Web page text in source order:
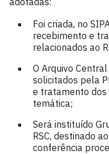
Foi criada, no
recebimento e
relacionados ao
O Arquivo
solicitados pela
e tratamento dos
temática;
Será instituído
RSC, destinado
conferência